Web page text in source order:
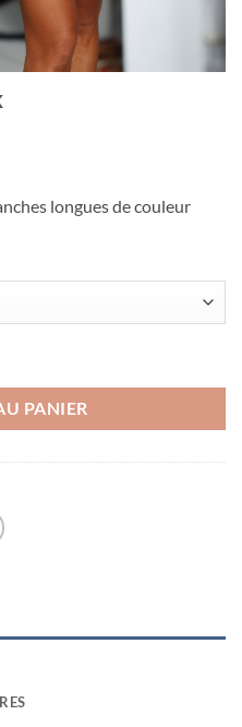
longues de couleur
PANIER